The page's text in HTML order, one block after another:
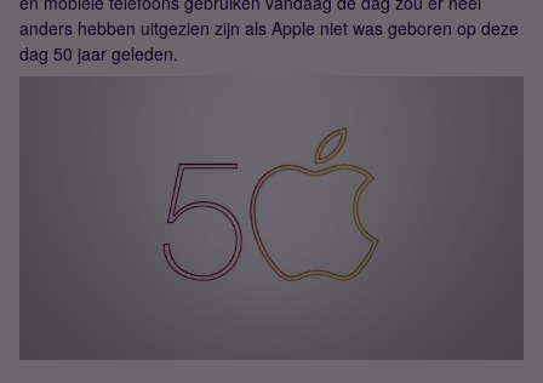
anders hebben uitgezien zijn als Apple niet was geboren op deze
dag 50 jaar geleden.